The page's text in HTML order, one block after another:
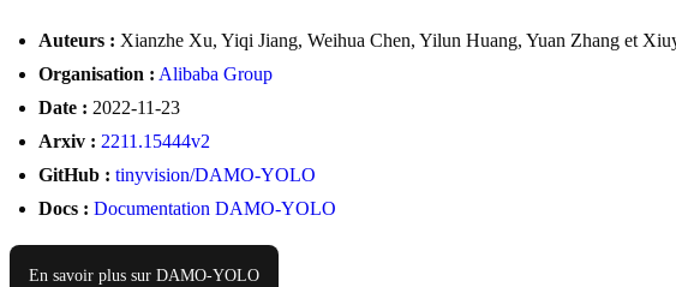
Auteurs : Xianzhe Xu, Yiqi Jiang, Weihua Chen, Yilun Huang, Yuan Zhang et
Organisation : Alibaba Group
Date : 2022-11-23
Arxiv : 2211.15444v2
GitHub : tinyvision/DAMO-YOLO
Docs : Documentation DAMO-YOLO
En savoir plus sur DAMO-YOLO